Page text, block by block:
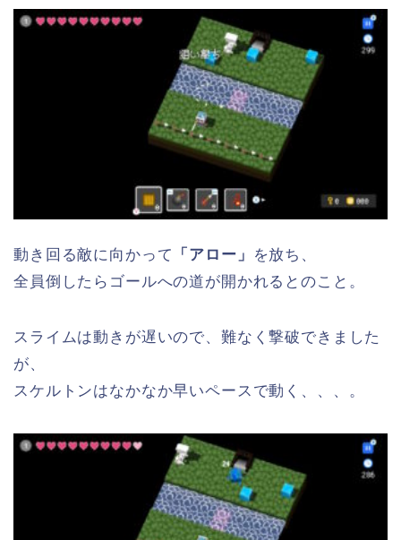
動き回る敵に向かって 「アロー」
を放ち、
全員倒したらゴールへの道が開かれるとのこと。
スライムは動きが遅いので、難なく撃破できました
が、
スケルトンはなかなか早いペースで動く、、、。